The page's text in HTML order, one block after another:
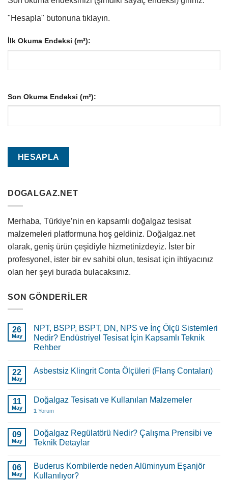
"Hesapla" butonuna tıklayın.
İlk Okuma Endeksi (m³):
Son Okuma Endeksi (m³):
DOGALGAZ.NET
Merhaba, Türkiye’nin en kapsamlı doğalgaz tesisat
malzemeleri platformuna hoş geldiniz. Doğalgaz.net
olarak, geniş ürün çeşidiyle hizmetinizdeyiz. İster bir
profesyonel, ister bir ev sahibi olun, tesisat için ihtiyacınız
olan her şeyi burada bulacaksınız.
SON GÖNDERILER
26
May
NPT, BSPP, BSPT, DN, NPS ve İnç Ölçü Sistemleri
Nedir? Endüstriyel Tesisat İçin Kapsamlı Teknik
Rehber
22
May
Asbestsiz Klingrit Conta Ölçüleri (Flanş Contaları)
11
May
Doğalgaz Tesisatı ve Kullanılan Malzemeler
1 Yorum
09
May
Doğalgaz Regülatörü Nedir? Çalışma Prensibi ve
Teknik Detaylar
06
May
Buderus Kombilerde neden Alüminyum Eşanjör
Kullanılıyor?